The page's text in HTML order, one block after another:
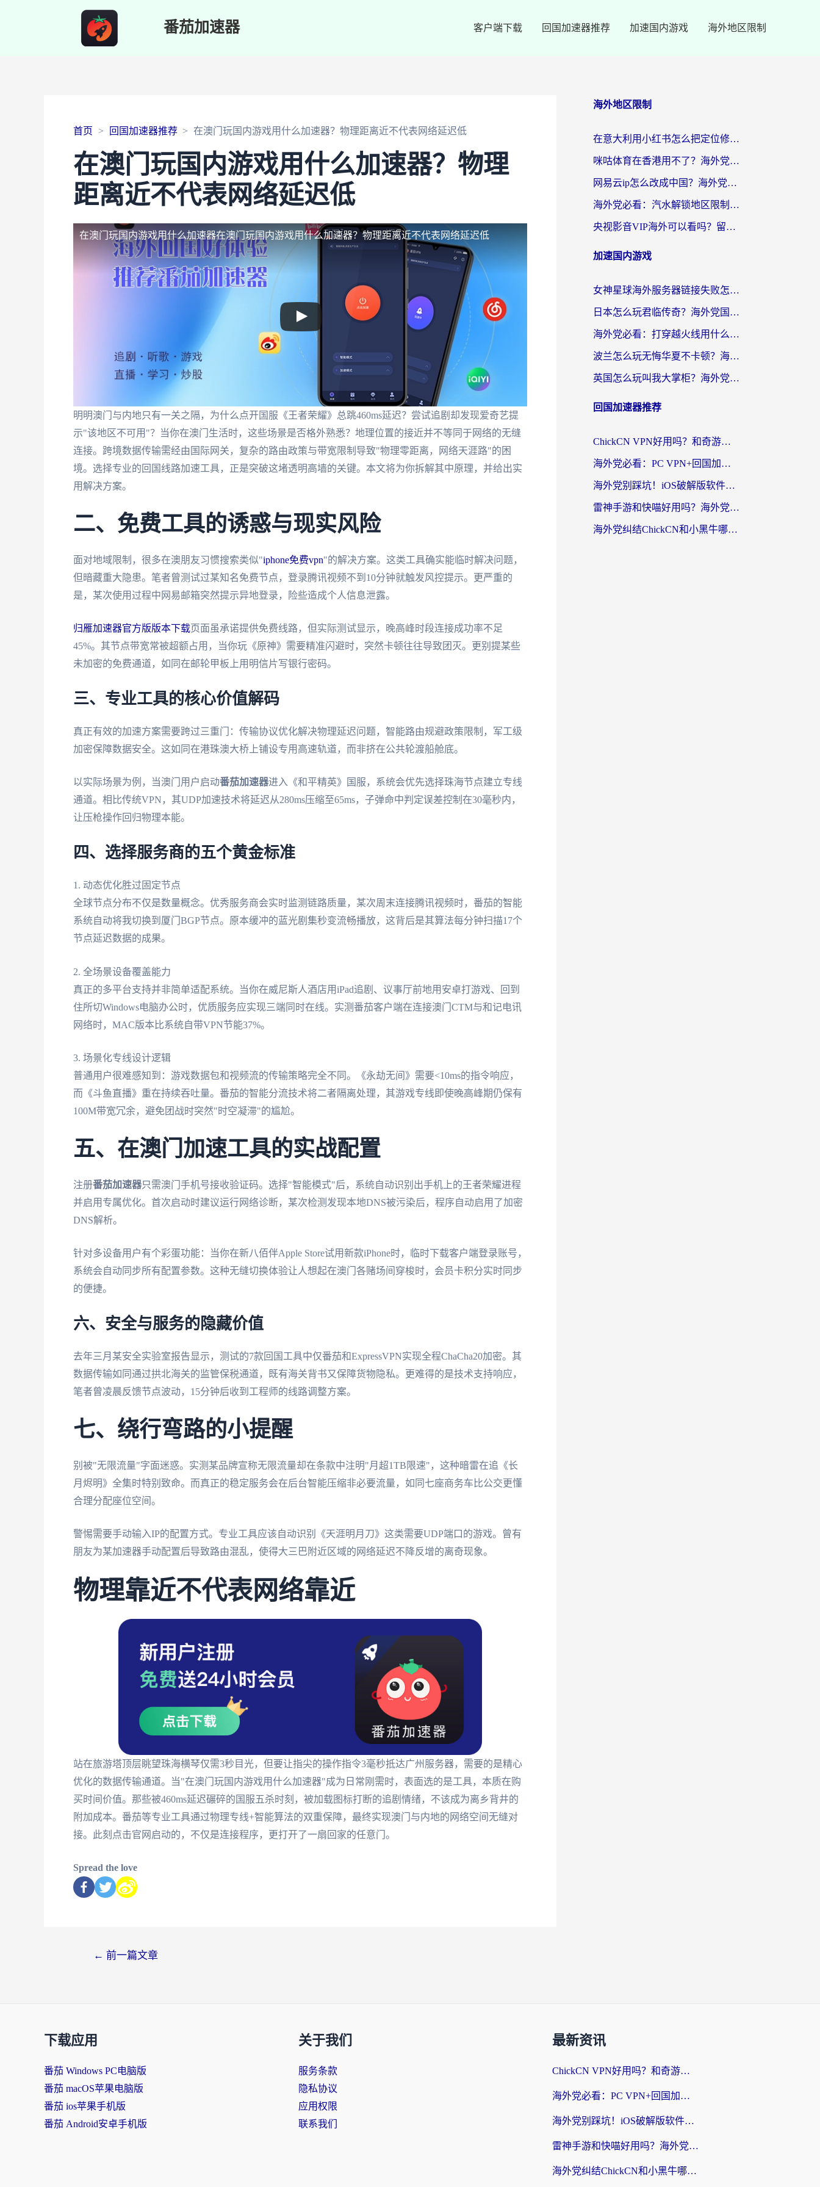
番茄加速器 客户端下载 回国加速器推荐 加速国内游戏 海外地区限制
首页 回国加速器推荐 在澳门玩国内游戏用什么加速器？物理距离近不代表网络延迟低
在澳门玩国内游戏用什么加速器？物理
距离近不代表网络延迟低
在澳门玩国内游戏用什么加速器在澳门玩国内游戏用什么加速器？物理距离近不代表网络延迟低
明明澳门与内地只有一关之隔，为什么点开国服《王者荣耀》总跳460ms延迟？尝试追剧却发现爱奇艺提
示"该地区不可用"？当你在澳门生活时，这些场景是否格外熟悉？地理位置的接近并不等同于网络的无缝
连接。跨境数据传输需经由国际网关，复杂的路由政策与带宽限制导致"物理零距离，网络天涯路"的困
境。选择专业的回国线路加速工具，正是突破这堵透明高墙的关键。本文将为你拆解其中原理，并给出实
用解决方案。
二、免费工具的诱惑与现实风险
面对地域限制，很多在澳朋友习惯搜索类似"iphone免费vpn"的解决方案。这类工具确实能临时解决问题，
但暗藏重大隐患。笔者曾测试过某知名免费节点，登录腾讯视频不到10分钟就触发风控提示。更严重的
是，某次使用过程中网易邮箱突然提示异地登录，险些造成个人信息泄露。
归雁加速器官方版版本下载页面虽承诺提供免费线路，但实际测试显示，晚高峰时段连接成功率不足
45%。其节点带宽常被超额占用，当你玩《原神》需要精准闪避时，突然卡顿往往导致团灭。更别提某些
未加密的免费通道，如同在邮轮甲板上用明信片写银行密码。
三、专业工具的核心价值解码
真正有效的加速方案需要跨过三重门：传输协议优化解决物理延迟问题，智能路由规避政策限制，军工级
加密保障数据安全。这如同在港珠澳大桥上铺设专用高速轨道，而非挤在公共轮渡船舱底。
以实际场景为例，当澳门用户启动番茄加速器进入《和平精英》国服，系统会优先选择珠海节点建立专线
通道。相比传统VPN，其UDP加速技术将延迟从280ms压缩至65ms，子弹命中判定误差控制在30毫秒内，
让压枪操作回归物理本能。
四、选择服务商的五个黄金标准
1. 动态优化胜过固定节点
全球节点分布不仅是数量概念。优秀服务商会实时监测链路质量，某次周末连接腾讯视频时，番茄的智能
系统自动将我切换到厦门BGP节点。原本缓冲的蓝光剧集秒变流畅播放，这背后是其算法每分钟扫描17个
节点延迟数据的成果。
2. 全场景设备覆盖能力
真正的多平台支持并非简单适配系统。当你在威尼斯人酒店用iPad追剧、议事厅前地用安卓打游戏、回到
住所切Windows电脑办公时，优质服务应实现三端同时在线。实测番茄客户端在连接澳门CTM与和记电讯
网络时，MAC版本比系统自带VPN节能37%。
3. 场景化专线设计逻辑
普通用户很难感知到：游戏数据包和视频流的传输策略完全不同。《永劫无间》需要<10ms的指令响应，
而《斗鱼直播》重在持续吞吐量。番茄的智能分流技术将二者隔离处理，其游戏专线即使晚高峰期仍保有
100M带宽冗余，避免团战时突然"时空凝滞"的尴尬。
五、在澳门加速工具的实战配置
注册番茄加速器只需澳门手机号接收验证码。选择"智能模式"后，系统自动识别出手机上的王者荣耀进程
并启用专属优化。首次启动时建议运行网络诊断，某次检测发现本地DNS被污染后，程序自动启用了加密
DNS解析。
针对多设备用户有个彩蛋功能：当你在新八佰伴Apple Store试用新款iPhone时，临时下载客户端登录账号，
系统会自动同步所有配置参数。这种无缝切换体验让人想起在澳门各赌场间穿梭时，会员卡积分实时同步
的便捷。
六、安全与服务的隐藏价值
去年三月某安全实验室报告显示，测试的7款回国工具中仅番茄和ExpressVPN实现全程ChaCha20加密。其
数据传输如同通过拱北海关的监管保税通道，既有海关背书又保障货物隐私。更难得的是技术支持响应，
笔者曾凌晨反馈节点波动，15分钟后收到工程师的线路调整方案。
七、绕行弯路的小提醒
别被"无限流量"字面迷惑。实测某品牌宣称无限流量却在条款中注明"月超1TB限速"，这种暗雷在追《长
月烬明》全集时特别致命。而真正的稳定服务会在后台智能压缩非必要流量，如同七座商务车比公交更懂
合理分配座位空间。
警惕需要手动输入IP的配置方式。专业工具应该自动识别《天涯明月刀》这类需要UDP端口的游戏。曾有
朋友为某加速器手动配置后导致路由混乱，使得大三巴附近区域的网络延迟不降反增的离奇现象。
物理靠近不代表网络靠近
站在旅游塔顶层眺望珠海横琴仅需3秒目光，但要让指尖的操作指令3毫秒抵达广州服务器，需要的是精心
优化的数据传输通道。当"在澳门玩国内游戏用什么加速器"成为日常刚需时，表面选的是工具，本质在购
买时间价值。那些被460ms延迟碾碎的国服五杀时刻，被加载图标打断的追剧情绪，不该成为离乡背井的
附加成本。番茄等专业工具通过物理专线+智能算法的双重保障，最终实现澳门与内地的网络空间无缝对
接。此刻点击官网启动的，不仅是连接程序，更打开了一扇回家的任意门。
Spread the love
← 前一篇文章
海外地区限制
在意大利用小红书怎么把定位修改到中国国内？3个实用技巧+1个靠谱工具帮你搞定
咪咕体育在香港用不了？海外党必看的回国加速器选择指南（附3个真实场景解决方案）
网易云ip怎么改成中国？海外党听音乐听书的无痛解决方案
海外党必看：汽水解锁地区限制怎么解除？3招解决国内影音&生活服务难题
央视影音VIP海外可以看吗？留学生亲测有效的回国加速器选择指南
加速国内游戏
女神星球海外服务器链接失败怎么解决？海外党国服游戏加速避坑指南
日本怎么玩君临传奇？海外党国服游戏加速避坑指南（附菲律宾欧洲玩家实测）
海外党必看：打穿越火线用什么加速器？解决延迟卡顿，还能玩奇妙拼图世界和第五人格
波兰怎么玩无悔华夏不卡顿？海外国服游戏加速器终极指南（附征途2萤火突击解决方案）
英国怎么玩叫我大掌柜？海外党国服游戏加速避坑指南（附实测推荐）
回国加速器推荐
ChickCN VPN好用吗？和奇游手游VPN对比哪个回国效果更好？海外党亲测实用指南
海外党必看：PC VPN+回国加速器怎么选？无缝访问国内资源全攻略
海外党别踩坑！iOS破解版软件不可靠？教你选对回国加速器无缝看国内资源
雷神手游和快喵好用吗？海外党亲测5款回国加速器，附斧牛Bling对比+微信视频号解决办法
海外党纠结ChickCN和小黑牛哪个好？一篇帮你选对回国加速器的实用指南
下载应用
番茄 Windows PC电脑版
番茄 macOS苹果电脑版
番茄 ios苹果手机版
番茄 Android安卓手机版
关于我们
服务条款
隐私协议
应用权限
联系我们
最新资讯
ChickCN VPN好用吗？和奇游手游VPN对比哪个回国效果更好？海外党亲测实用指南
海外党必看：PC VPN+回国加速器怎么选？无缝访问国内资源全攻略
海外党别踩坑！iOS破解版软件不可靠？教你选对回国加速器无缝看国内资源
雷神手游和快喵好用吗？海外党亲测5款回国加速器，附斧牛Bling对比+微信视频号解决办法
海外党纠结ChickCN和小黑牛哪个好？一篇帮你选对回国加速器的实用指南